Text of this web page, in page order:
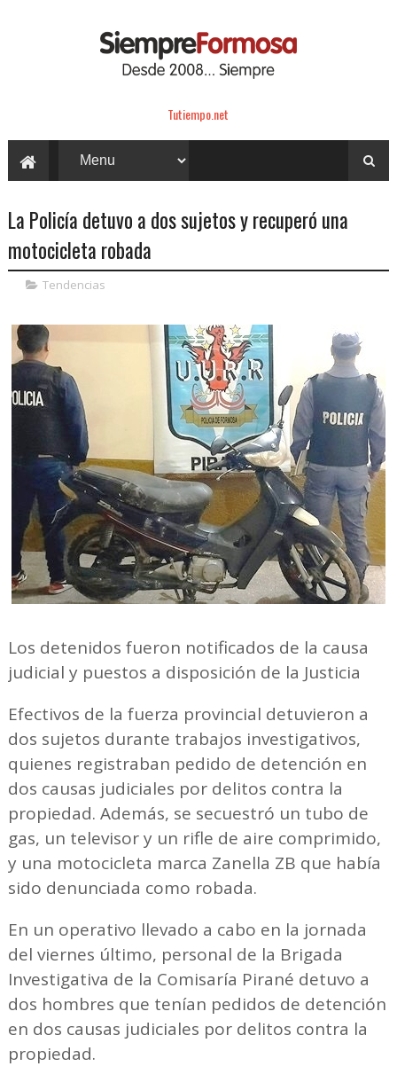
Tutiempo.net
La Policía detuvo a dos sujetos y recuperó una
motocicleta robada
Tendencias
Los detenidos fueron notificados de la causa
judicial y puestos a disposición de la Justicia
Efectivos de la fuerza provincial detuvieron a
dos sujetos durante trabajos investigativos,
quienes registraban pedido de detención en
dos causas judiciales por delitos contra la
propiedad. Además, se secuestró un tubo de
gas, un televisor y un rifle de aire comprimido,
y una motocicleta marca Zanella ZB que había
sido denunciada como robada.
En un operativo llevado a cabo en la jornada
del viernes último, personal de la Brigada
Investigativa de la Comisaría Pirané detuvo a
dos hombres que tenían pedidos de detención
en dos causas judiciales por delitos contra la
propiedad.